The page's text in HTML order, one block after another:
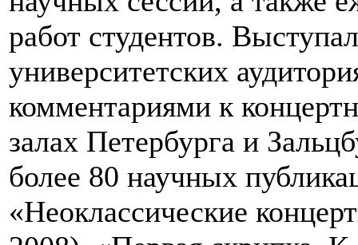
работ студентов.
университетских
комментариями к
залах Петербурга и
более 80 научных
«Неоклассические